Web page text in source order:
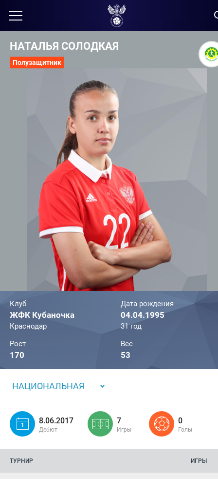
НАТАЛЬЯ СОЛОДКАЯ
Полузащитник
Клуб
ЖФК Кубаночка
Краснодар
Дата рождения
04.04.1995
31 год
Рост
170
Вес
53
НАЦИОНАЛЬНАЯ
8.06.2017
Дебют
7
Игры
0
Голы
ТУРНИР ИГРЫ